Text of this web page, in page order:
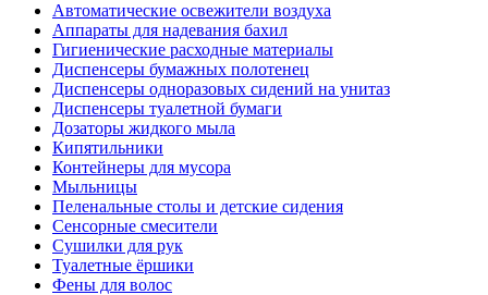
Автоматические освежители воздуха
Аппараты для надевания бахил
Гигиенические расходные материалы
Диспенсеры бумажных полотенец
Диспенсеры одноразовых сидений на унитаз
Диспенсеры туалетной бумаги
Дозаторы жидкого мыла
Кипятильники
Контейнеры для мусора
Мыльницы
Пеленальные столы и детские сидения
Сенсорные смесители
Сушилки для рук
Туалетные ёршики
Фены для волос